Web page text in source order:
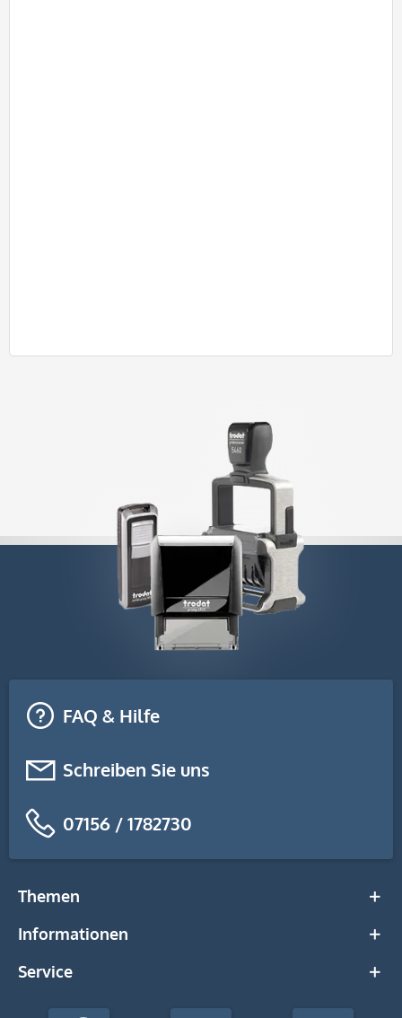
FAQ & Hilfe
Schreiben Sie uns
07156 / 1782730
Themen
Informationen
Service
stempel-